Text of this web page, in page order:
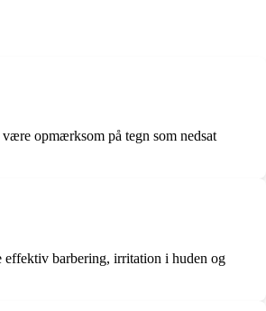
opmærksom på tegn som nedsat
effektiv barbering, irritation i huden og